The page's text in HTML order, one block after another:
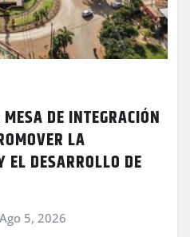
DE INTEGRACIÓN
LA
DESARROLLO DE
Ago 5, 2026